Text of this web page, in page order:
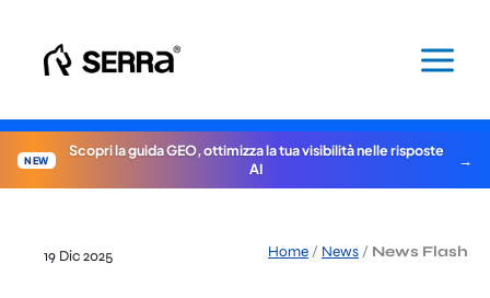
contenuto
NEW
Scopri la guida GEO, ottimizza la tua visibilità nelle risposte
AI
Home / News / News Flash
19 Dic 2025